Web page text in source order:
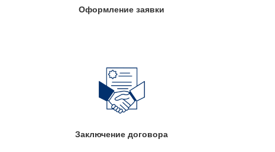
Оформление заявки
Заключение договора